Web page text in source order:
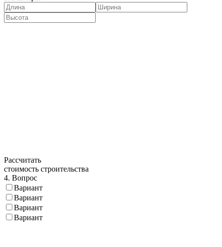
Рассчитать
стоимость строительства
4. Вопрос
Вариант
Вариант
Вариант
Вариант